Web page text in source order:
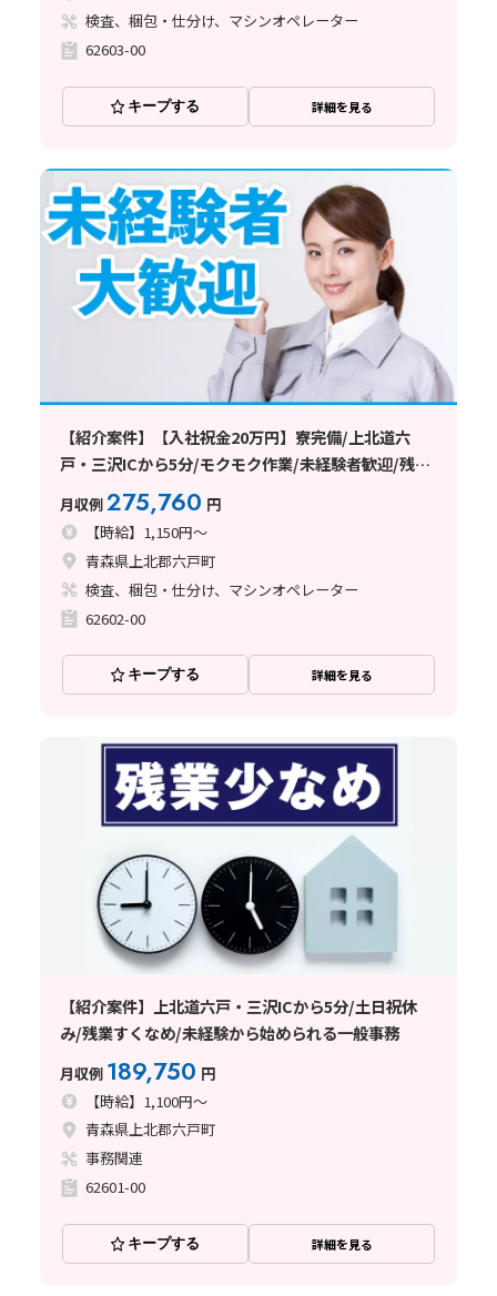
検査、梱包・仕分け、マシンオペレーター
62603-00
キープする 詳細を見る
【紹介案件】【入社祝金20万円】寮完備/上北道六
戸・三沢ICから5分/モクモク作業/未経験者歓迎/残業
ができない方も相談OK
月収例275,760 円
【時給】1,150円～
青森県上北郡六戸町
検査、梱包・仕分け、マシンオペレーター
62602-00
キープする 詳細を見る
【紹介案件】上北道六戸・三沢ICから5分/土日祝休
み/残業すくなめ/未経験から始められる一般事務
月収例 189,750 円
【時給】1,100円～
青森県上北郡六戸町
事務関連
62601-00
キープする 詳細を見る